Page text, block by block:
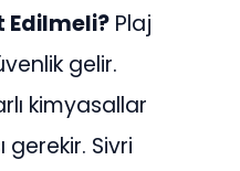
Edilmeli? Plaj
gelir.
kimyasallar
gerekir. Sivri